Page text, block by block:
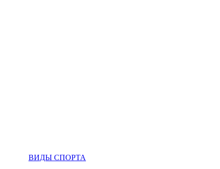
ВИДЫ СПОРТА